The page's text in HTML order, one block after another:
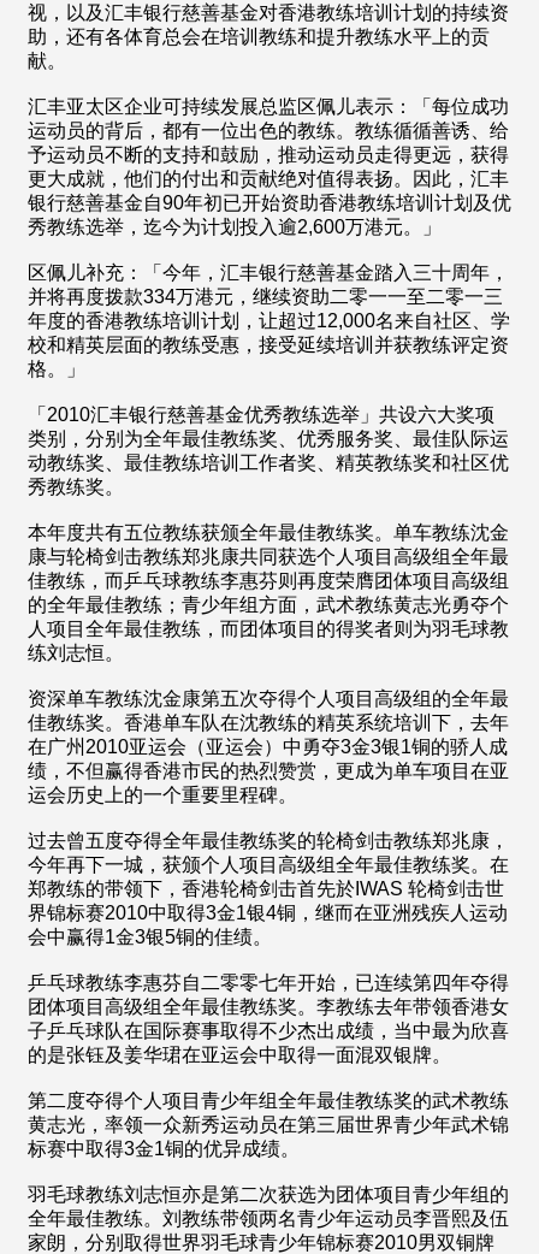
视，以及汇丰银行慈善基金对香港教练培训计划的持续资
助，还有各体育总会在培训教练和提升教练水平上的贡
献。
汇丰亚太区企业可持续发展总监区佩儿表示：「每位成功
运动员的背后，都有一位出色的教练。教练循循善诱、给
予运动员不断的支持和鼓励，推动运动员走得更远，获得
更大成就，他们的付出和贡献绝对值得表扬。因此，汇丰
银行慈善基金自90年初已开始资助香港教练培训计划及优
秀教练选举，迄今为计划投入逾2,600万港元。」
区佩儿补充：「今年，汇丰银行慈善基金踏入三十周年，
并将再度拨款334万港元，继续资助二零一一至二零一三
年度的香港教练培训计划，让超过12,000名来自社区、学
校和精英层面的教练受惠，接受延续培训并获教练评定资
格。」
「2010汇丰银行慈善基金优秀教练选举」共设六大奖项
类别，分别为全年最佳教练奖、优秀服务奖、最佳队际运
动教练奖、最佳教练培训工作者奖、精英教练奖和社区优
秀教练奖。
本年度共有五位教练获颁全年最佳教练奖。单车教练沈金
康与轮椅剑击教练郑兆康共同获选个人项目高级组全年最
佳教练，而乒乓球教练李惠芬则再度荣膺团体项目高级组
的全年最佳教练；青少年组方面，武术教练黄志光勇夺个
人项目全年最佳教练，而团体项目的得奖者则为羽毛球教
练刘志恒。
资深单车教练沈金康第五次夺得个人项目高级组的全年最
佳教练奖。香港单车队在沈教练的精英系统培训下，去年
在广州2010亚运会（亚运会）中勇夺3金3银1铜的骄人成
绩，不但赢得香港市民的热烈赞赏，更成为单车项目在亚
运会历史上的一个重要里程碑。
过去曾五度夺得全年最佳教练奖的轮椅剑击教练郑兆康，
今年再下一城，获颁个人项目高级组全年最佳教练奖。在
郑教练的带领下，香港轮椅剑击首先於IWAS 轮椅剑击世
界锦标赛2010中取得3金1银4铜，继而在亚洲残疾人运动
会中赢得1金3银5铜的佳绩。
乒乓球教练李惠芬自二零零七年开始，已连续第四年夺得
团体项目高级组全年最佳教练奖。李教练去年带领香港女
子乒乓球队在国际赛事取得不少杰出成绩，当中最为欣喜
的是张钰及姜华珺在亚运会中取得一面混双银牌。
第二度夺得个人项目青少年组全年最佳教练奖的武术教练
黄志光，率领一众新秀运动员在第三届世界青少年武术锦
标赛中取得3金1铜的优异成绩。
羽毛球教练刘志恒亦是第二次获选为团体项目青少年组的
全年最佳教练。刘教练带领两名青少年运动员李晋熙及伍
家朗，分别取得世界羽毛球青少年锦标赛2010男双铜牌